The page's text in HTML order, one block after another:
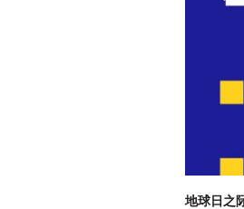
地球日之